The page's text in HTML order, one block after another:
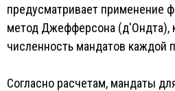
предусматривает применение
метод Джефферсона (д'Ондта),
численность мандатов каждой
Согласно расчетам, мандаты